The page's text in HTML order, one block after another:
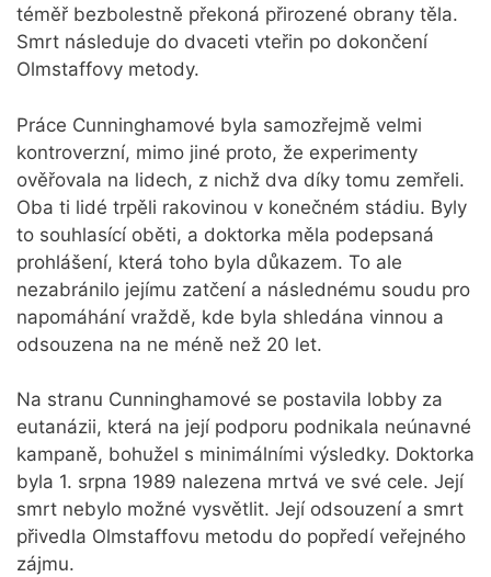
téměř bezbolestně překoná přirozené obrany těla.
Smrt následuje do dvaceti vteřin po dokončení
Olmstaffovy metody.
Práce Cunninghamové byla samozřejmě velmi
kontroverzní, mimo jiné proto, že experimenty
ověřovala na lidech, z nichž dva díky tomu zemřeli.
Oba ti lidé trpěli rakovinou v konečném stádiu. Byly
to souhlasící oběti, a doktorka měla podepsaná
prohlášení, která toho byla důkazem. To ale
nezabránilo jejímu zatčení a následnému soudu pro
napomáhání vraždě, kde byla shledána vinnou a
odsouzena na ne méně než 20 let.
Na stranu Cunninghamové se postavila lobby za
eutanázii, která na její podporu podnikala neúnavné
kampaně, bohužel s minimálními výsledky. Doktorka
byla 1. srpna 1989 nalezena mrtvá ve své cele. Její
smrt nebylo možné vysvětlit. Její odsouzení a smrt
přivedla Olmstaffovu metodu do popředí veřejného
zájmu.